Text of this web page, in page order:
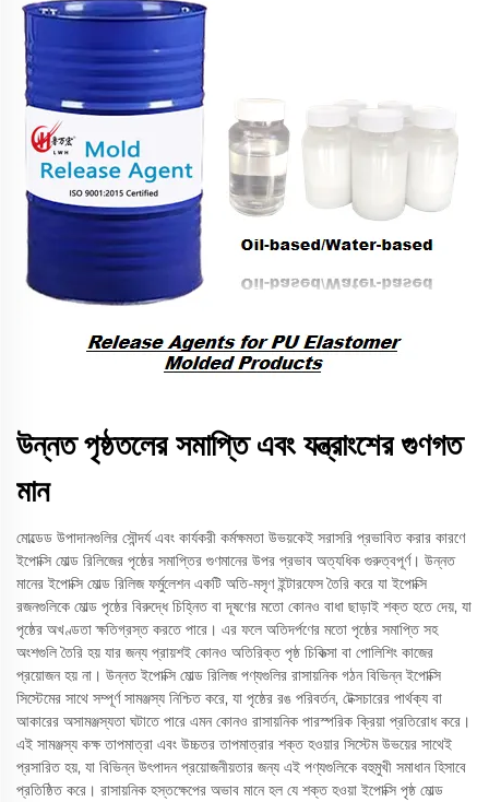
উন্নত পৃষ্ঠতলের সমাপ্তি এবং যন্ত্রাংশের গুণগত
মান
মোল্ডেড উপাদানগুলির সৌন্দর্য এবং কার্যকরী কর্মক্ষমতা উভয়কেই সরাসরি প্রভাবিত করার কারণে
ইপোক্সি মোল্ড রিলিজের পৃষ্ঠের সমাপ্তির গুণমানের উপর প্রভাব অত্যধিক গুরুত্বপূর্ণ। উন্নত
মানের ইপোক্সি মোল্ড রিলিজ ফর্মুলেশন একটি অতি-মসৃণ ইন্টারফেস তৈরি করে যা ইপোক্সি
রজনগুলিকে মোল্ড পৃষ্ঠের বিরুদ্ধে চিহ্নিত বা দূষণের মতো কোনও বাধা ছাড়াই শক্ত হতে দেয়, যা
পৃষ্ঠের অখণ্ডতা ক্ষতিগ্রস্ত করতে পারে। এর ফলে অতিদর্পণের মতো পৃষ্ঠের সমাপ্তি সহ
অংশগুলি তৈরি হয় যার জন্য প্রায়শই কোনও অতিরিক্ত পৃষ্ঠ চিকিত্সা বা পোলিশিং কাজের
প্রয়োজন হয় না। উন্নত ইপোক্সি মোল্ড রিলিজ পণ্যগুলির রাসায়নিক গঠন বিভিন্ন ইপোক্সি
সিস্টেমের সাথে সম্পূর্ণ সামঞ্জস্য নিশ্চিত করে, যা পৃষ্ঠের রঙ পরিবর্তন, টেক্সচারের পার্থক্য বা
আকারের অসামঞ্জস্যতা ঘটাতে পারে এমন কোনও রাসায়নিক পারস্পরিক ক্রিয়া প্রতিরোধ করে।
এই সামঞ্জস্য কক্ষ তাপমাত্রা এবং উচ্চতর তাপমাত্রার শক্ত হওয়ার সিস্টেম উভয়ের সাথেই
প্রসারিত হয়, যা বিভিন্ন উৎপাদন প্রয়োজনীয়তার জন্য এই পণ্যগুলিকে বহুমুখী সমাধান হিসাবে
প্রতিষ্ঠিত করে। রাসায়নিক হস্তক্ষেপের অভাব মানে হল যে শক্ত হওয়া ইপোক্সি পৃষ্ঠ মোল্ড